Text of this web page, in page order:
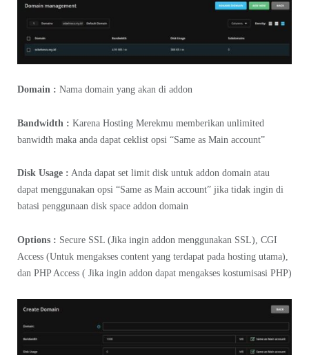
Domain : Nama domain yang akan di addon
Bandwidth : Karena Hosting Merekmu memberikan unlimited
banwidth maka anda dapat ceklist opsi “Same as Main account”
Disk Usage : Anda dapat set limit disk untuk addon domain atau
dapat menggunakan opsi “Same as Main account” jika tidak ingin di
batasi penggunaan disk space addon domain
Options : Secure SSL (Jika ingin addon menggunakan SSL), CGI
Access (Untuk mengakses content yang terdapat pada hosting utama),
dan PHP Access ( Jika ingin addon dapat mengakses kostumisasi PHP)